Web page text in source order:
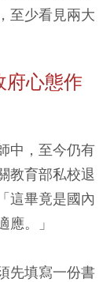
至少看見兩大
府心態作
中，至今仍有
教育部私校退
這畢竟是國內
。」
先填寫一份書